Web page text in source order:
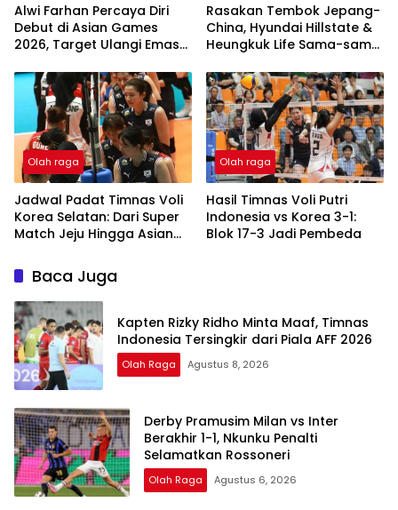
Alwi Farhan Percaya Diri
Debut di Asian Games
2026, Target Ulangi Emas
Rasakan Tembok Jepang-
China, Hyundai Hillstate &
Heungkuk Life Sama-sama
1 Set
Olah raga
Jadwal Padat Timnas Voli
Korea Selatan: Dari Super
Match Jeju Hingga Asian
Olah raga
Hasil Timnas Voli Putri
Indonesia vs Korea 3-1:
Blok 17-3 Jadi Pembeda
Baca Juga
Kapten Rizky Ridho Minta Maaf, Timnas
Indonesia Tersingkir dari Piala AFF 2026
Olah Raga Agustus 8, 2026
Derby Pramusim Milan vs Inter
Berakhir 1-1, Nkunku Penalti
Selamatkan Rossoneri
Olah Raga Agustus 6, 2026